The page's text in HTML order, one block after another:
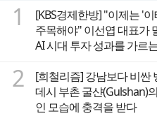
1
[KBS경제한방] "이제는 '
주목해야" 이선엽 대표가
AI 시대 투자 성과를 가르
2
[희철리즘] 강남보다 비싼
데시 부촌 굴샨(Gulshan)
인 모습에 충격을 받다